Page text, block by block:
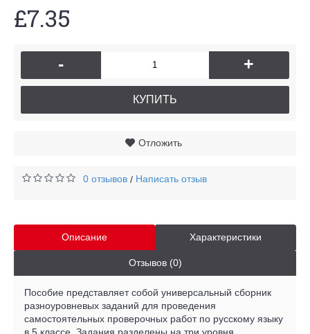
£7.35
- +
КУПИТЬ
Отложить
0 отзывов / Написать отзыв
Описание Характеристики
Отзывов (0)
Пособие представляет собой универсальный сборник
разноуровневых заданий для проведения
самостоятельных проверочных работ по русскому языку
в 5 классе. Задания разделены на три уровня